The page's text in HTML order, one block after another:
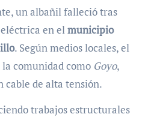
un albañil falleció tras
en el municipio
. Según medios locales, el
comunidad como Goyo,
cable de alta tensión.
trabajos estructurales